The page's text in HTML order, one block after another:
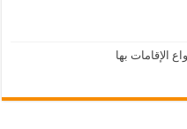
الإقامات بها